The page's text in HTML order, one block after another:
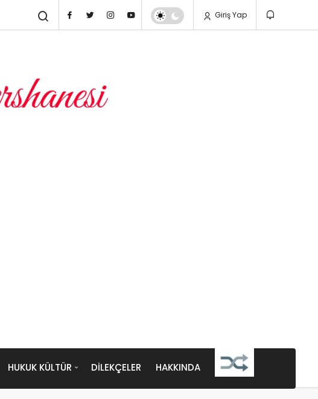
Giriş Yap
HUKUK KÜLTÜR DILEKÇELER HAKKINDA